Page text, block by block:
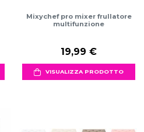
Mixychef pro mixer frullatore
multifunzione
19,99 €
VISUALIZZA PRODOTTO